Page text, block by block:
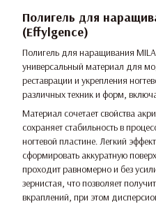
Полигель для
(Effylgenсe)
Полигель для наращивания
универсальный материал для
реставрации и укрепления
различных техник и форм,
Материал сочетает свойства
сохраняет стабильность в
ногтевой пластине. Легкий
сформировать аккуратную
проходит равномерно и без
зернистая, что позволяет
вкраплений, при этом